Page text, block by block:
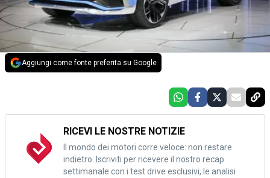
Aggiungi come fonte preferita su Google
RICEVI LE NOSTRE NOTIZIE
Il mondo dei motori corre veloce: non restare
indietro. Iscriviti per ricevere il nostro recap
settimanale con i test drive esclusivi, le analisi